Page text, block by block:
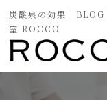
炭酸泉の効果｜
室 ROCCO